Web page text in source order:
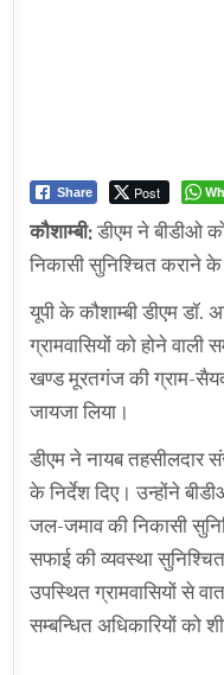
Share Post
कौशाम्बी:डीएम ने बीडीओ
निकासी सुनिश्चित कराने के
यूपी के कौशाम्बी डीएम
ग्रामवासियों को होने
खण्ड मूरतगंज की ग्राम-
जायजा लिया।
डीएम ने नायब तहसीलदार
के निर्देश दिए। उन्होंने
जल-जमाव की निकासी
सफाई की व्यवस्था
उपस्थित ग्रामवासियों से
सम्बन्धित अधिकारियों को